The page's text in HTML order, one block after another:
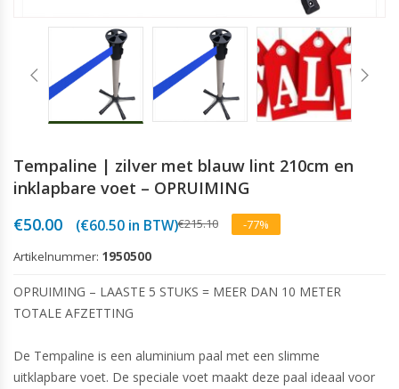
Tempaline | zilver met blauw lint 210cm en
inklapbare voet – OPRUIMING
€215.10
Oorspronkelijke
prijs
was:
€50.00
Huidige
prijs
is:
(€60.50 in BTW)
-77%
Artikelnummer: 1950500
OPRUIMING – LAASTE 5 STUKS = MEER DAN 10 METER
TOTALE AFZETTING
De Tempaline is een aluminium paal met een slimme
uitklapbare voet. De speciale voet maakt deze paal ideaal voor